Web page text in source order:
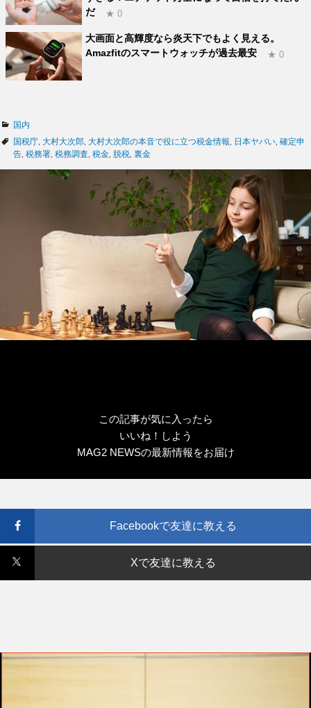
だ
★ 0
大画面と高輝度なら炎天下でもよく見える。
Amazfitのスマートウォッチが過去最安
★ 0
カ
テ
ゴ
国内
タ
グ
国税庁 大村大次郎 大村大次郎の本音で役に立つ税金情報 日本ヤバい 確定申
告 税務署 税務調査 税金 脱税 裏金
この記事が気に入ったら
いいね！しよう
MAG2 NEWSの最新情報をお届け
Facebookで友達に教える
Xで友達に教える